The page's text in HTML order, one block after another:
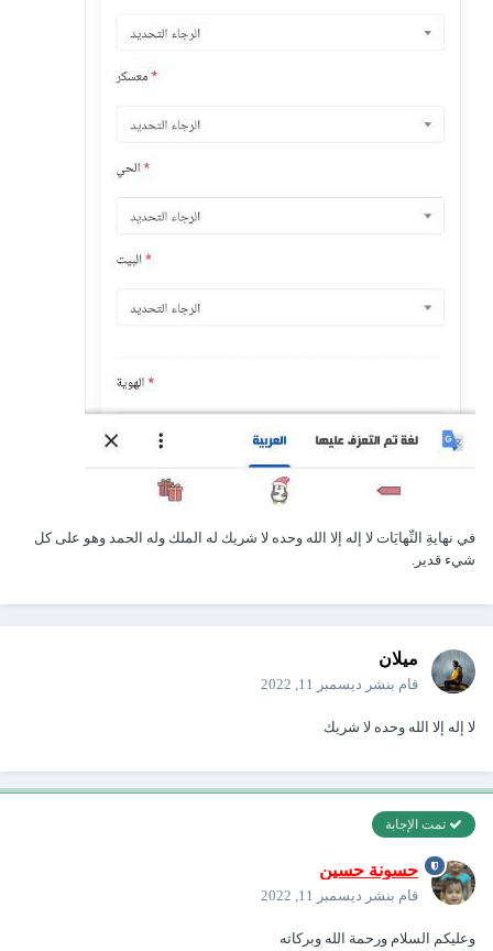
في نهايةِ النِّهايَات لا إله إلا الله وحده لا شريك له الملك وله الحمد وهو على كل
شيء قدير.
ميلان
قام بنشر ديسمبر 11, 2022
لا إله إلا الله وحده لا شريك
تمت الإجابة
حسونة حسين
قام بنشر ديسمبر 11, 2022
وعليكم السلام ورحمة الله وبركاته